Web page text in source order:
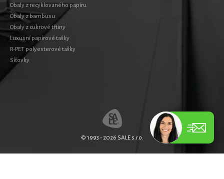
Obaly z recyklovaného papíru
Obaly z bambusu
Obaly z cukrové třtiny
Luxusní papírové tašky
R-PET polyesterové tašky
Síťovky
© 1993 - 2026 SALE s.r.o.